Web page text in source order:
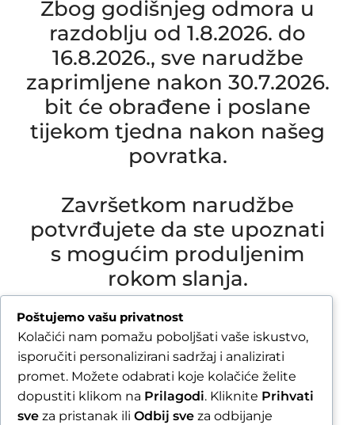
Zbog godišnjeg odmora u
razdoblju od 1.8.2026. do
16.8.2026., sve narudžbe
zaprimljene nakon 30.7.2026.
bit će obrađene i poslane
tijekom tjedna nakon našeg
povratka.
Završetkom narudžbe
potvrđujete da ste upoznati
s mogućim produljenim
rokom slanja.
Due to our annual holiday from 1 August 2026 to
16 August 2026, all orders received after 30 July
2026 will be processed and shipped during the
week following our return.
By completing your order, you confirm that you
Poštujemo vašu privatnost
Kolačići nam pomažu poboljšati vaše iskustvo,
isporučiti personalizirani sadržaj i analizirati
promet. Možete odabrati koje kolačiće želite
dopustiti klikom na Prilagodi. Kliknite Prihvati
sve za pristanak ili Odbij sve za odbijanje